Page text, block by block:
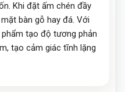
Khi đặt ấm chén đầy
bàn gỗ hay đá. Với
tạo độ tương phản
tạo cảm giác tĩnh lặng